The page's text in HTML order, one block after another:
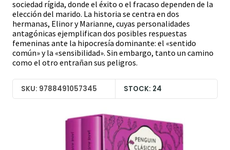
sociedad rígida, donde el éxito o el fracaso dependen de la
elección del marido. La historia se centra en dos
hermanas, Elinor y Marianne, cuyas personalidades
antagónicas ejemplifican dos posibles respuestas
femeninas ante la hipocresía dominante: el «sentido
común» y la «sensibilidad». Sin embargo, tanto un camino
como el otro entrañan sus peligros.
SKU: 9788491057345 STOCK: 24